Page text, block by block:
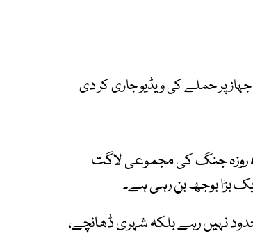
پر حملے کی ویڈیو جاری کر دی
اسرائیل کی وزارت خزانہ کے مطابق ایران اور لبنان کے خلاف 40 روزہ جنگ کی مجموعی لاگت
نہیں رہے بلکہ شہری ڈھانچے،